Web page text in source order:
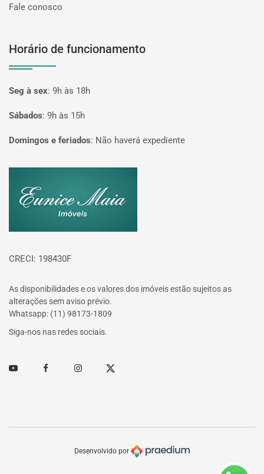
Fale conosco
Horário de funcionamento
Seg à sex: 9h às 18h
Sábados: 9h às 15h
Domingos e feriados: Não haverá expediente
CRECI: 198430F
As disponibilidades e os valores dos imóveis estão sujeitos as
alterações sem aviso prévio.
Whatsapp: (11) 98173-1809
Siga-nos nas redes sociais.
Youtube FacebookInstagramTwitter
Desenvolvido por